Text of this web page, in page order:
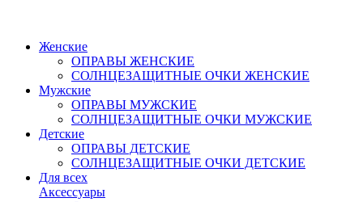
Женские
ОПРАВЫ ЖЕНСКИЕ
СОЛНЦЕЗАЩИТНЫЕ ОЧКИ ЖЕНСКИЕ
Мужские
ОПРАВЫ МУЖСКИЕ
СОЛНЦЕЗАЩИТНЫЕ ОЧКИ МУЖСКИЕ
Детские
ОПРАВЫ ДЕТСКИЕ
СОЛНЦЕЗАЩИТНЫЕ ОЧКИ ДЕТСКИЕ
Для всех
Аксессуары